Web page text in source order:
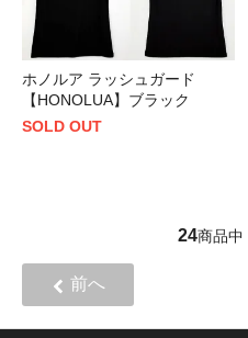
ホノルア ラッシュガード
【HONOLUA】ブラック
SOLD OUT
24商品中
前へ